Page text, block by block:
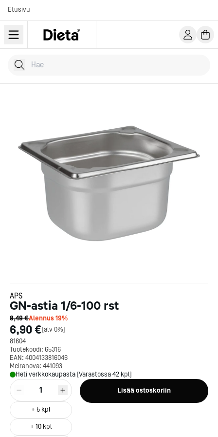
Etusivu
Hae tuotteita
Kirjoita hakusana...
APS
GN-astia 1/6-100 rst
8,49 €Alennus19%
6,90 €[alv 0%]
81604
Tuotekoodi: 65316
EAN: 4004133816046
Meiranova: 441093
Heti verkkokaupasta [Varastossa 42 kpl]
1
+ 5 kpl
+ 10kpl
Lisää ostoskoriin